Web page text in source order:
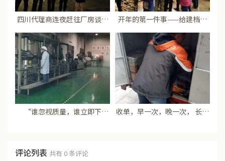
四川代理商连夜赶往厂房谈合 开年的第一件事——给建档立
“谁忽视质量，谁立即下 收单，早一次，晚一次， 长期
评论列表 共有 0 条评论